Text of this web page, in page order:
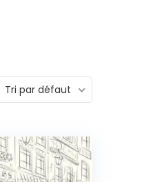
Tri par défaut